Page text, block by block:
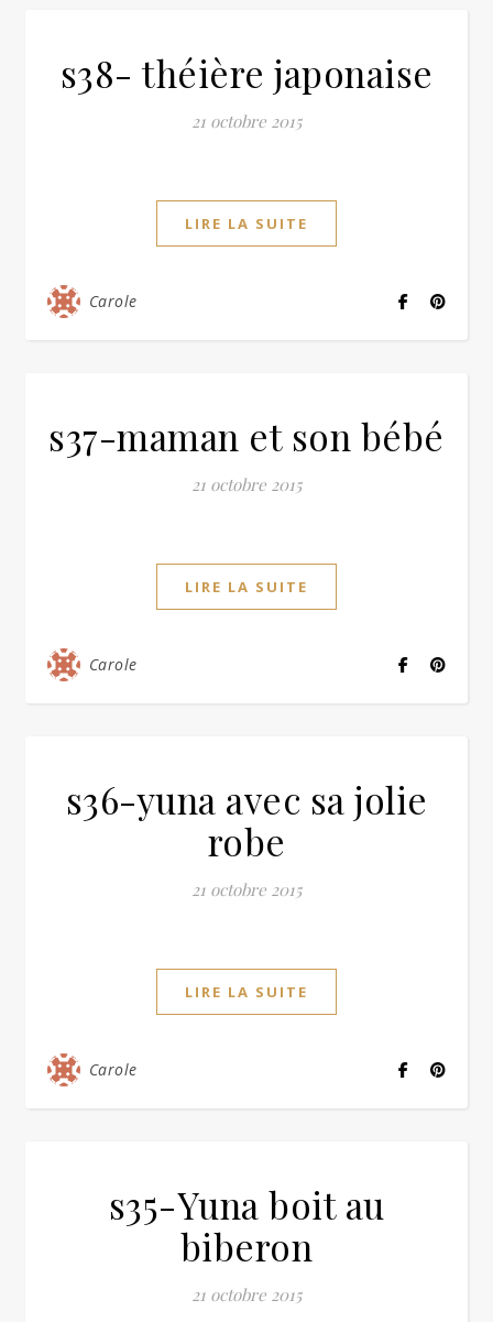
s38- théière japonaise
21 octobre 2015
LIRE LA SUITE
Carole
s37-maman et son bébé
21 octobre 2015
LIRE LA SUITE
Carole
s36-yuna avec sa jolie
robe
21 octobre 2015
LIRE LA SUITE
Carole
s35-Yuna boit au
biberon
21 octobre 2015